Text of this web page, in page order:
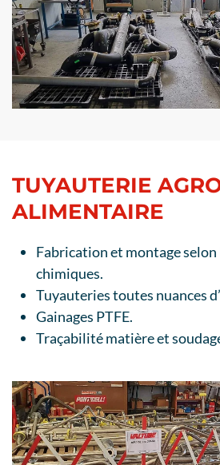
TUYAUTERIE
ALIMENTAIRE
Fabrication et montage selon
chimiques.
Tuyauteries toutes nuances
Gainages PTFE.
Traçabilité matière et